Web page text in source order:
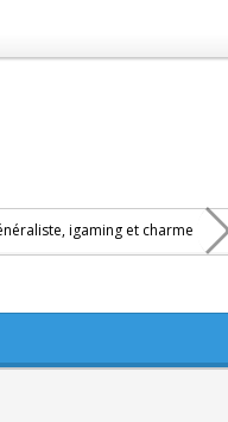
igaming et charme